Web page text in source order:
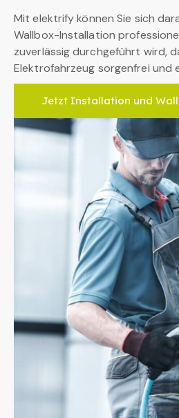
Mit elektrify können Sie sich
Wallbox-Installation
zuverlässig durchgeführt wird,
Elektrofahrzeug sorgenfrei und
Jetzt Installation und